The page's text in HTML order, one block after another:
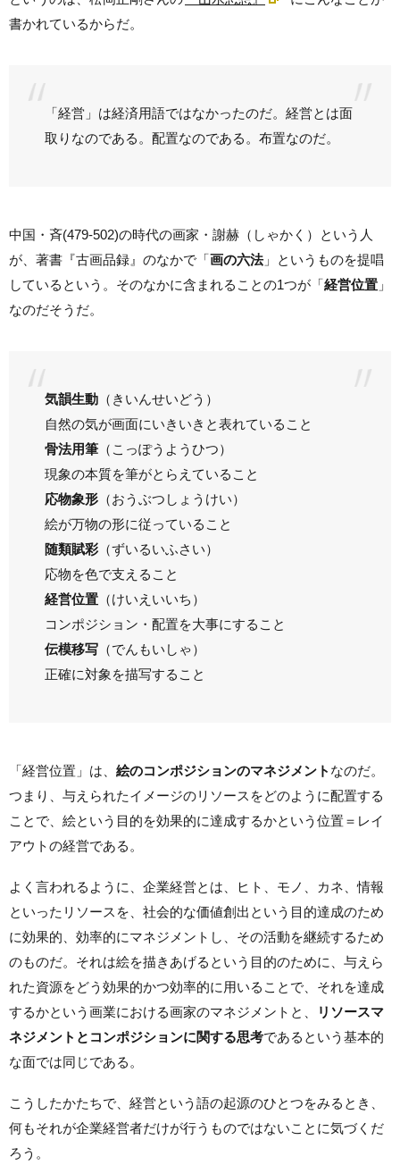
書かれているからだ。
「経営」は経済用語ではなかったのだ。経営とは面
取りなのである。配置なのである。布置なのだ。
中国・斉(479-502)の時代の画家・謝赫（しゃかく）という人
が、著書『古画品録』のなかで「画の六法」というものを提唱
しているという。そのなかに含まれることの1つが「経営位置 」
なのだそうだ。
気韻生動 （きいんせいどう）
自然の気が画面にいきいきと表れていること
骨法用筆 （こっぽうようひつ）
現象の本質を筆がとらえていること
応物象形 （おうぶつしょうけい）
絵が万物の形に従っていること
随類賦彩 （ずいるいふさい）
応物を色で支えること
経営位置 （けいえいいち）
コンポジション・配置を大事にすること
伝模移写 （でんもいしゃ）
正確に対象を描写すること
「経営位置」は、 絵のコンポジションのマネジメント なのだ。
つまり、与えられたイメージのリソースをどのように配置する
ことで、絵という目的を効果的に達成するかという位置＝レイ
アウトの経営である。
よく言われるように、企業経営とは、ヒト、モノ、カネ、情報
といったリソースを、社会的な価値創出という目的達成のため
に効果的、効率的にマネジメントし、その活動を継続するため
のものだ。それは絵を描きあげるという目的のために、与えら
れた資源をどう効果的かつ効率的に用いることで、それを達成
するかという画業における画家のマネジメントと、
リソースマ
ネジメントとコンポジションに関する思考であるという基本的
な面では同じである。
こうしたかたちで、経営という語の起源のひとつをみるとき、
何もそれが企業経営者だけが行うものではないことに気づくだ
ろう。